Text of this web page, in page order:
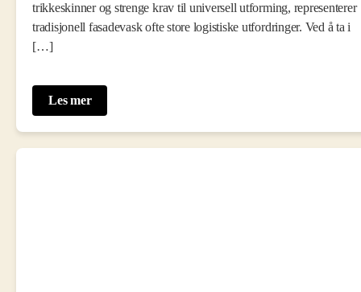
trikkeskinner og strenge krav til universell utforming, representerer
tradisjonell fasadevask ofte store logistiske utfordringer. Ved å ta i
[…]
Les mer